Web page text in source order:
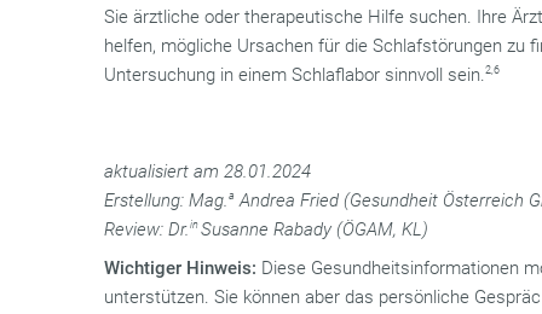
Sie ärztliche oder therapeutische Hilfe suchen. Ihre
helfen, mögliche Ursachen für die Schlafstörungen zu
Untersuchung in einem Schlaflabor sinnvoll sein.2,6
aktualisiert am 28.01.2024
Erstellung: Mag.a Andrea Fried (Gesundheit Österreich
Review: Dr.in Susanne Rabady (ÖGAM, KL)
Wichtiger Hinweis: Diese Gesundheitsinformationen
unterstützen. Sie können aber das persönliche